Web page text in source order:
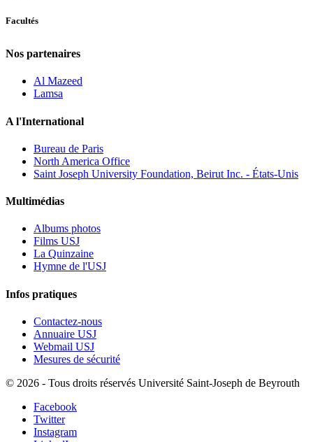
Facultés
Nos partenaires
Al Mazeed
Lamsa
A l'International
Bureau de Paris
North America Office
Saint Joseph University Foundation, Beirut Inc. - États-Unis
Multimédias
Albums photos
Films USJ
La Quinzaine
Hymne de l'USJ
Infos pratiques
Contactez-nous
Annuaire USJ
Webmail USJ
Mesures de sécurité
© 2026 - Tous droits réservés Université Saint-Joseph de Beyrouth
Facebook
Twitter
Instagram